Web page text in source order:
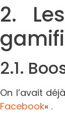
2.
2.1.
On l’avait
Facebook« .